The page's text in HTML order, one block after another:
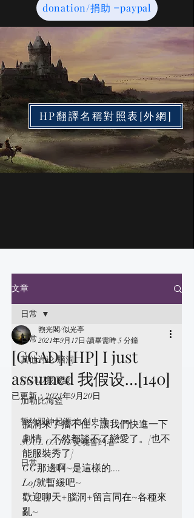
donation/捐助 =paypal
HP翻譯名稱對照表[外網]
文章
日常
其他讨论/脑洞
GGAD我假設
加勒比海盗
誓约双神起源/自创史诗
SOUL OATH/灵魂誓约者
日常
日常
[GGAD] [HP] I just
assumed 我假设…[140]
煦光閣/似光亭
2021年9月17日 讀畢需時 5 分鐘
已更新：2021年9月20日
腦洞來了擋不住，讓我們快進一下
劇情，不然都談不了戀愛了。[也不
能服裝秀了]
GG那邊啊~是這樣的....
Lof就暫緩吧~
歡迎聊天+腦洞+留言同在~各種來
亂~